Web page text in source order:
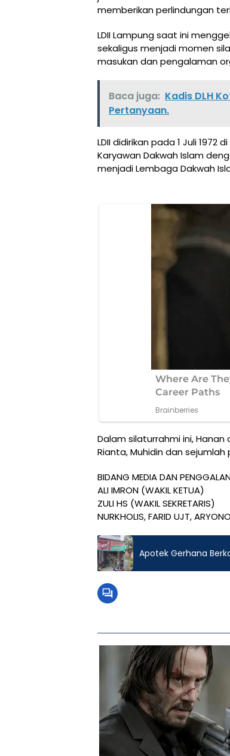
memberikan perlindungan
LDII Lampung saat ini
sekaligus menjadi momen
masukan dan pengalaman
Baca juga: Kadis DLH
Pertanyaan.
LDII didirikan pada 1 Juli 1972
Karyawan Dakwah Islam
menjadi Lembaga Dakwah
Dalam silaturrahmi ini,
Rianta, Muhidin dan sejumlah
BIDANG MEDIA DAN
ALI IMRON (WAKIL KETUA)
ZULI HS (WAKIL SEKRETARIS)
NURKHOLIS, FARID UJT,
Apotek Gerhana